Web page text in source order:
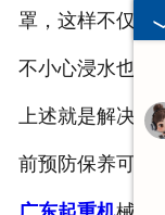
罩，这样不仅避
不小心浸水也能
上述就是解决
前预防保养可以